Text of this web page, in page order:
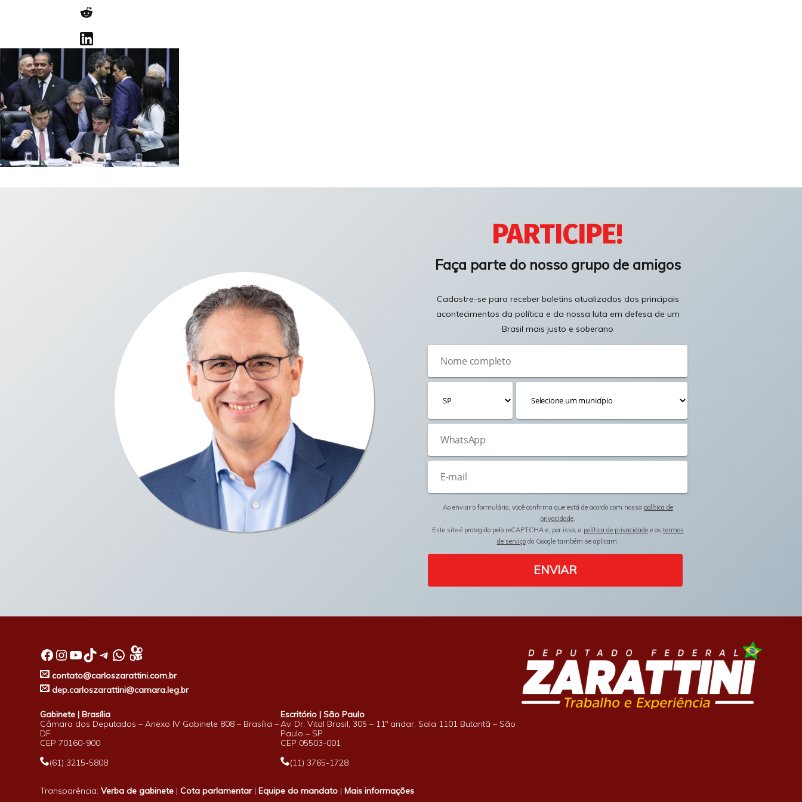
PARTICIPE!
Faça parte do nosso grupo de amigos
Cadastre-se para receber boletins atualizados dos principais
acontecimentos da política e da nossa luta em defesa de um
Brasil mais justo e soberano
Ao enviar o formulário, você confirma que está de acordo com nossa política de
privacidade
Este site é protegido pelo reCAPTCHA e, por isso, a política de privacidadee os termos
de serviçodo Google também se aplicam.
ENVIAR
Facebook InstagramYoutube TikTok Telegram WhatsApp
contato@carloszarattini.com.br
dep.carloszarattini@camara.leg.br
Gabinete | Brasília
Câmara dos Deputados – Anexo IV Gabinete 808 – Brasília –
DF
CEP 70160-900
(61) 3215-5808
Escritório | São Paulo
Av. Dr. Vital Brasil, 305 – 11º andar, Sala 1101 Butantã – São
Paulo – SP
CEP 05503-001
(11) 3765-1728
Transparência:Verba de gabinete |Cota parlamentar|Equipe do mandato |Mais informações